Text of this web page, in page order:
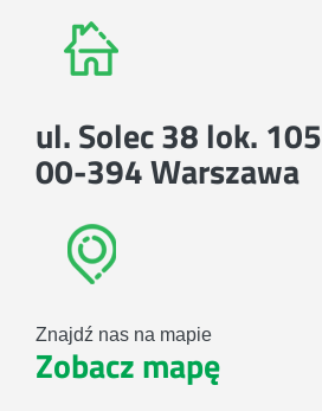
ul. Solec 38 lok. 105
00-394 Warszawa
Znajdź nas na mapie
Zobacz mapę